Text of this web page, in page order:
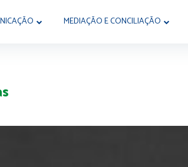
MEDIAÇÃO E CONCILIAÇÃO